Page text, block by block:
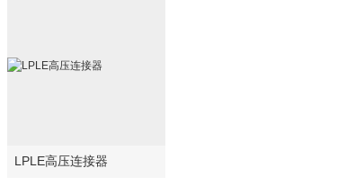
LPLE高压连接器